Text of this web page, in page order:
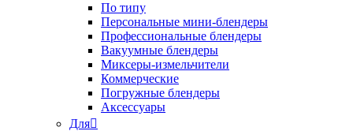
По типу
Персональные мини-блендеры
Профессиональные блендеры
Вакуумные блендеры
Миксеры-измельчители
Коммерческие
Погружные блендеры
Аксессуары
Для